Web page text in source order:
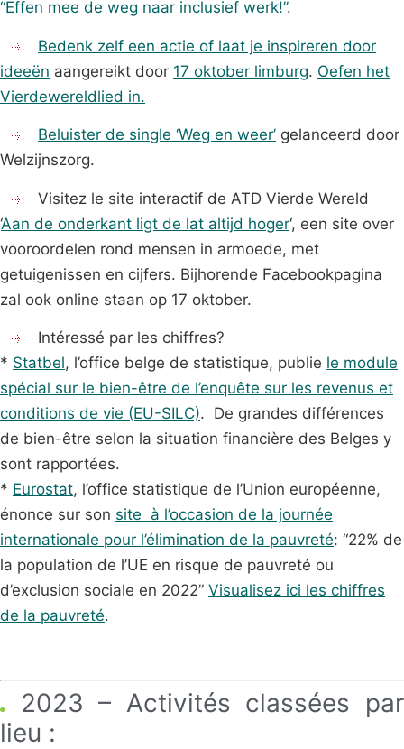
“Effen mee de weg naar inclusief werk!”.
Bedenk zelf een actie of laat je inspireren door
ideeën aangereikt door 17 oktober limburg. Oefen het
Vierdewereldlied in.
Beluister de single ‘Weg en weer’ gelanceerd door
Welzijnszorg.
Visitez le site interactif de ATD Vierde Wereld
‘Aan de onderkant ligt de lat altijd hoger‘, een site over
vooroordelen rond mensen in armoede, met
getuigenissen en cijfers. Bijhorende Facebookpagina
zal ook online staan op 17 oktober.
Intéressé par les chiffres?
* Statbel, l’office belge de statistique, publie le module
spécial sur le bien-être de l’enquête sur les revenus et
conditions de vie (EU-SILC). De grandes différences
de bien-être selon la situation financière des Belges y
sont rapportées.
* Eurostat, l’office statistique de l’Union européenne,
énonce sur son site à l’occasion de la journée
internationale pour l’élimination de la pauvreté: “22% de
la population de l’UE en risque de pauvreté ou
d’exclusion sociale en 2022” Visualisez ici les chiffres
de la pauvreté.
2023 – Activités classées par
lieu :